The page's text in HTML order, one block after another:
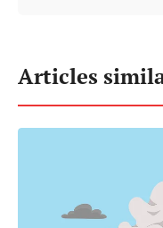
Articles